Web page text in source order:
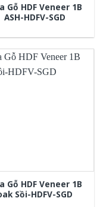
Gỗ HDF Veneer 1B
ASH-HDFV-SGD
Gỗ HDF Veneer 1B
Sồi-HDFV-SGD